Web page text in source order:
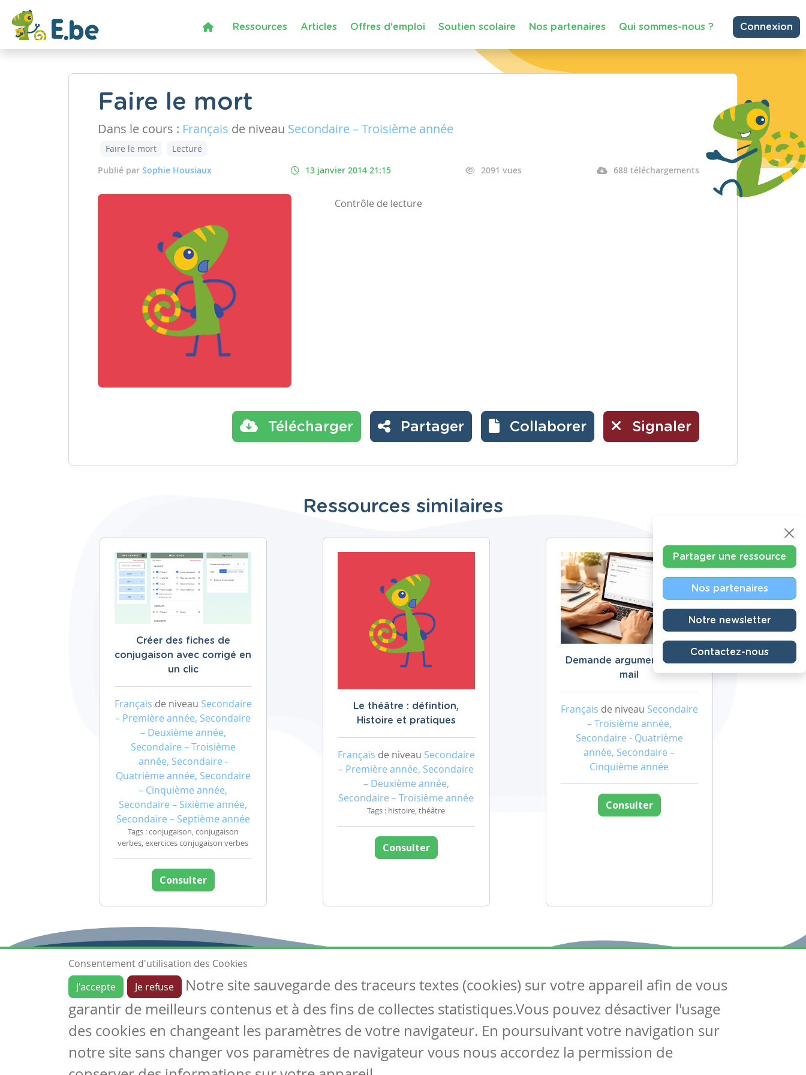
Ressources Articles Offres d'emploi Soutien scolaire Nos partenaires Qui sommes-nous ? Connexion
Faire le mort
Dans le cours : Français de niveau Secondaire – Troisième année
Faire le mort
Lecture
Publié par Sophie Housiaux 13 janvier 2014 21:15 2091 vues 688 téléchargements
Contrôle de lecture
Télécharger Partager Collaborer Signaler
Ressources similaires
Créer des fiches de
conjugaison avec corrigé en
un clic
Français de niveau Secondaire
– Première année, Secondaire
– Deuxième année,
Secondaire – Troisième
année, Secondaire -
Quatrième année, Secondaire
– Cinquième année,
Secondaire – Sixième année,
Secondaire – Septième année
Tags : conjugaison, conjugaison
verbes, exercices conjugaison verbes
Consulter
Le théâtre : défintion,
Histoire et pratiques
Français de niveau Secondaire
– Première année, Secondaire
– Deuxième année,
Secondaire – Troisième année
Tags : histoire, théâtre
Consulter
Demande argumentée par
mail
Français de niveau Secondaire
– Troisième année,
Secondaire - Quatrième
année, Secondaire –
Cinquième année
Consulter
Partager une ressource
Nos partenaires
Notre newsletter
Contactez-nous
Ressources
Les ressources
Créer une ressource
Articles
Tous les articles
Articles DYS
Circulaires
Suivez-nous
Contactez-nous
Soutien scolaire
Consentement d'utilisation des Cookies
J'accepte
Je refuse
Notre site sauvegarde des traceurs textes (cookies) sur votre appareil afin de vous
garantir de meilleurs contenus et à des fins de collectes statistiques.Vous pouvez désactiver l'usage
des cookies en changeant les paramètres de votre navigateur. En poursuivant votre navigation sur
notre site sans changer vos paramètres de navigateur vous nous accordez la permission de